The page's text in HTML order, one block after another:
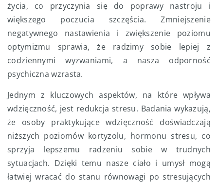
życia, co przyczynia się do poprawy nastroju i
większego poczucia szczęścia. Zmniejszenie
negatywnego nastawienia i zwiększenie poziomu
optymizmu sprawia, że radzimy sobie lepiej z
codziennymi wyzwaniami, a nasza odporność
psychiczna wzrasta.
Jednym z kluczowych aspektów, na które wpływa
wdzięczność, jest redukcja stresu. Badania wykazują,
że osoby praktykujące wdzięczność doświadczają
niższych poziomów kortyzolu, hormonu stresu, co
sprzyja lepszemu radzeniu sobie w trudnych
sytuacjach. Dzięki temu nasze ciało i umysł mogą
łatwiej wracać do stanu równowagi po stresujących